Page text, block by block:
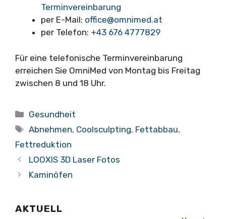
Terminvereinbarung
per E-Mail: office@omnimed.at
per Telefon: +43 676 4777829
Für eine telefonische Terminvereinbarung
erreichen Sie OmniMed von Montag bis Freitag
zwischen 8 und 18 Uhr.
Kategorien
Gesundheit
Schlagwörter
Abnehmen, Coolsculpting, Fettabbau,
Fettreduktion
LOOXIS 3D Laser Fotos
Kaminöfen
AKTUELL